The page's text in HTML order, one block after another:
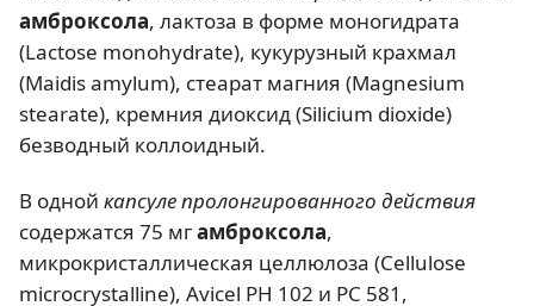
амброксола, лактоза в форме моногидрата
(Lactose monohydrate), кукурузный крахмал
(Maidis amylum), стеарат магния (Magnesium
stearate), кремния диоксид (Silicium dioxide)
безводный коллоидный.
В одной капсуле пролонгированного действия
содержатся 75 мгамброксола,
микрокристаллическая целлюлоза (Cellulose
microcrystalline), Avicel РН 102 и РС 581,